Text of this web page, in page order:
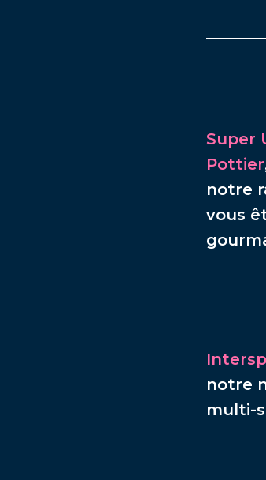
Super
Pottier
notre
vous
notre
multi-